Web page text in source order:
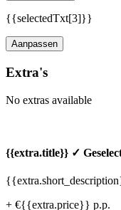
{{selectedTxt[3]}}
Aanpassen
Extra's
No extras available
{{extra.title}} ✓
+ €{{extra.price}} p.p.